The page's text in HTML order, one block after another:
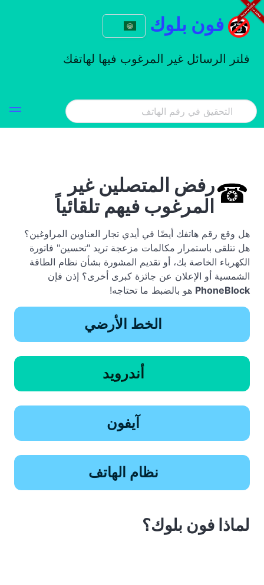
فون بلوك
فلتر الرسائل غير المرغوب فيها لهاتفك
رفض المتصلين غير
المرغوب فيهم تلقائياً
هل وقع رقم هاتفك أيضًا في أيدي تجار العناوين المراوغين؟
هل تتلقى باستمرار مكالمات مزعجة تريد "تحسين" فاتورة
الكهرباء الخاصة بك، أو تقديم المشورة بشأن نظام الطاقة
الشمسية أو الإعلان عن جائزة كبرى أخرى؟ إذن فإن
PhoneBlock هو بالضبط ما تحتاجه!
الخط الأرضي
أندرويد
آيفون
نظام الهاتف
لماذا فون بلوك؟